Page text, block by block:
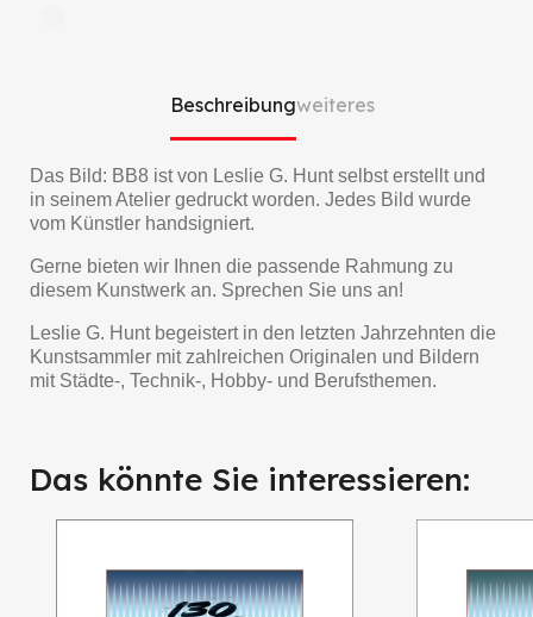
Beschreibungweiteres
Das Bild: BB8 ist von Leslie G. Hunt selbst erstellt und
in seinem Atelier gedruckt worden. Jedes Bild wurde
vom Künstler handsigniert.
Gerne bieten wir Ihnen die passende Rahmung zu
diesem Kunstwerk an. Sprechen Sie uns an!
Leslie G. Hunt begeistert in den letzten Jahrzehnten die
Kunstsammler mit zahlreichen Originalen und Bildern
mit Städte-, Technik-, Hobby- und Berufsthemen.
Das könnte Sie interessieren: